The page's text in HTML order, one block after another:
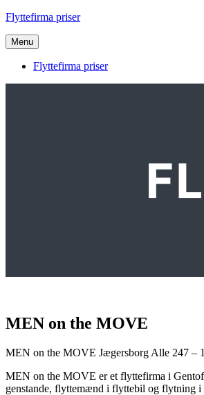
Videre
indhold
Flyttefirma priser
Menu
Flyttefirma priser
MEN on the MOVE
MEN on the MOVE Jægersborg Alle 247 –
MEN on the MOVE er et flyttefirma i
genstande, flyttemænd i flyttebil og flytning i